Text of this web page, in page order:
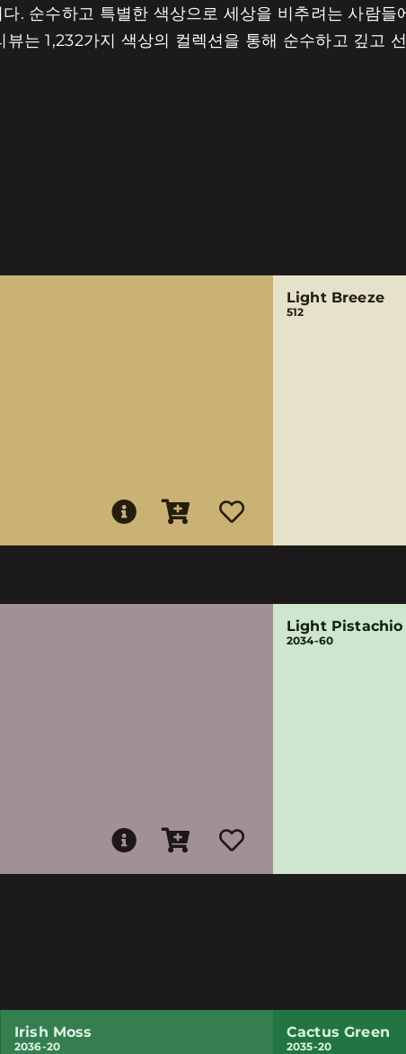
. 순수하고 특별한 색상으로 세상을 비추려는 사람
는 1,232가지 색상의 컬렉션을 통해 순수하고 깊고
Light Breeze
512
Light Pistachio
2034-60
Irish Moss
2036-20
Cactus Green
2035-20